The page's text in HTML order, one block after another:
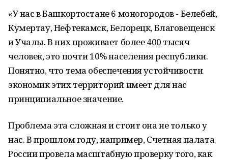
«У нас в Башкортостане 6 моногородов - Белебей,
Кумертау, Нефтекамск, Белорецк, Благовещенск
и Учалы. В них проживает более 400 тысяч
человек, это почти 10% населения республики.
Понятно, что тема обеспечения устойчивости
экономик этих территорий имеет для нас
принципиальное значение.
Проблема эта сложная и стоит она не только у
нас. В прошлом году, например, Счетная палата
России провела масштабную проверку того, как